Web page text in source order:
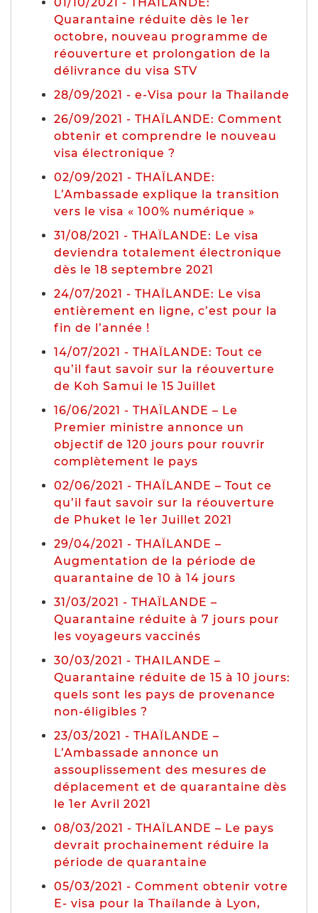
Quarantaine réduite dès le 1er
octobre, nouveau programme de
réouverture et prolongation de la
délivrance du visa STV
28/09/2021 - e-Visa pour la Thailande
26/09/2021 - THAÏLANDE: Comment
obtenir et comprendre le nouveau
visa électronique ?
02/09/2021 - THAÏLANDE:
L’Ambassade explique la transition
vers le visa « 100% numérique »
31/08/2021 - THAÏLANDE: Le visa
deviendra totalement électronique
dès le 18 septembre 2021
24/07/2021 - THAÏLANDE: Le visa
entièrement en ligne, c’est pour la
fin de l’année !
14/07/2021 - THAÏLANDE: Tout ce
qu’il faut savoir sur la réouverture
de Koh Samui le 15 Juillet
16/06/2021 - THAÏLANDE – Le
Premier ministre annonce un
objectif de 120 jours pour rouvrir
complètement le pays
02/06/2021 - THAÏLANDE – Tout ce
qu’il faut savoir sur la réouverture
de Phuket le 1er Juillet 2021
29/04/2021 - THAÏLANDE –
Augmentation de la période de
quarantaine de 10 à 14 jours
31/03/2021 - THAÏLANDE –
Quarantaine réduite à 7 jours pour
les voyageurs vaccinés
30/03/2021 - THAILANDE –
Quarantaine réduite de 15 à 10 jours:
quels sont les pays de provenance
non-éligibles ?
23/03/2021 - THAÏLANDE –
L’Ambassade annonce un
assouplissement des mesures de
déplacement et de quarantaine dès
le 1er Avril 2021
08/03/2021 - THAÏLANDE – Le pays
devrait prochainement réduire la
période de quarantaine
05/03/2021 - Comment obtenir votre
E- visa pour la Thaïlande à Lyon,